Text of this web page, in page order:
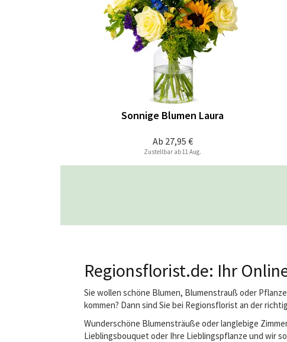
Ab 27,95 €
Sonnige Blumen Laura
Zustellbar ab 11 Aug.
Regionsflorist.de: Ihr
Sie wollen schöne Blumen, Blumenstrauß oder
kommen? Dann sind Sie bei Regionsflorist an der
Wunderschöne Blumensträuße oder langlebige
Lieblingsbouquet oder Ihre Lieblingspflanze und wir